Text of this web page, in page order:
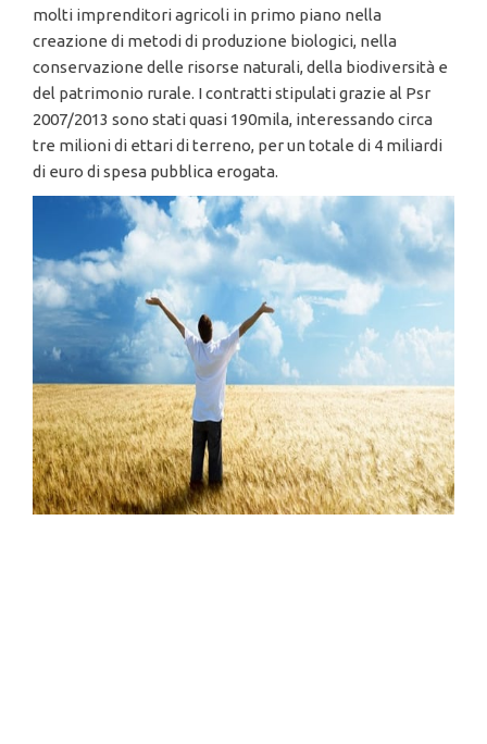
molti imprenditori agricoli in primo piano nella
creazione di metodi di produzione biologici, nella
conservazione delle risorse naturali, della biodiversità e
del patrimonio rurale. I contratti stipulati grazie al Psr
2007/2013 sono stati quasi 190mila, interessando circa
tre milioni di ettari di terreno, per un totale di 4 miliardi
di euro di spesa pubblica erogata.